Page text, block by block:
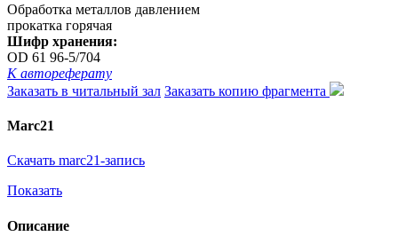
Обработка металлов давлением
прокатка горячая
Шифр хранения:
OD 61 96-5/704
К автореферату
Заказать в читальный зал Заказать копию фрагмента
Marc21
Скачать marc21-запись
Показать
Описание